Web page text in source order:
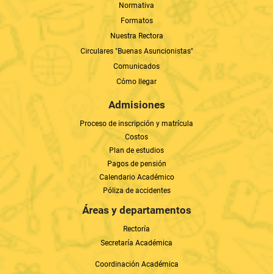
Normativa
Formatos
Nuestra Rectora
Circulares "Buenas Asuncionistas"
Comunicados
Cómo llegar
Admisiones
Proceso de inscripción y matrícula
Costos
Plan de estudios
Pagos de pensión
Calendario Académico
Póliza de accidentes
Áreas y departamentos
Rectoría
Secretaría Académica
Coordinación Académica